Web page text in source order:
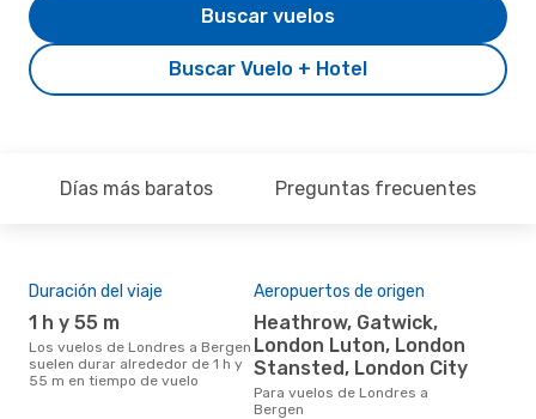
Buscar Vuelo + Hotel
Buscar vuelos
Días más baratos Preguntas frecuentes
Duración del viaje
1 h y 55 m
Los vuelos de Londres a Bergen
suelen durar alrededor de 1 h y
55 m en tiempo de vuelo
Aeropuertos de origen
Heathrow, Gatwick,
London Luton, London
Stansted, London City
Para vuelos de Londres a
Bergen